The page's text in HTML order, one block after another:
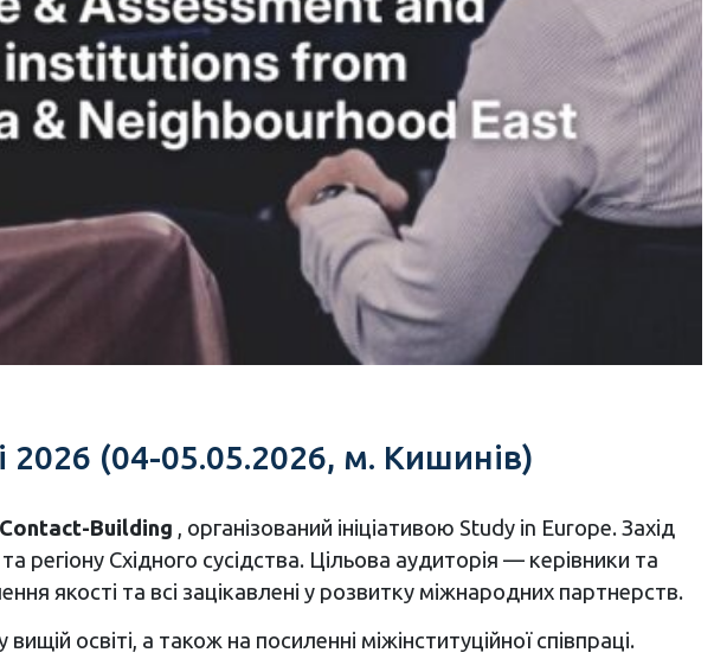
2026 (04-05.05.2026, м. Кишинів)
Building , організований ініціативою Study in Europe. Захід
Східного сусідства. Цільова аудиторія — керівники та
якості та всі зацікавлені у розвитку міжнародних партнерств.
освіті, а також на посиленні міжінституційної співпраці.